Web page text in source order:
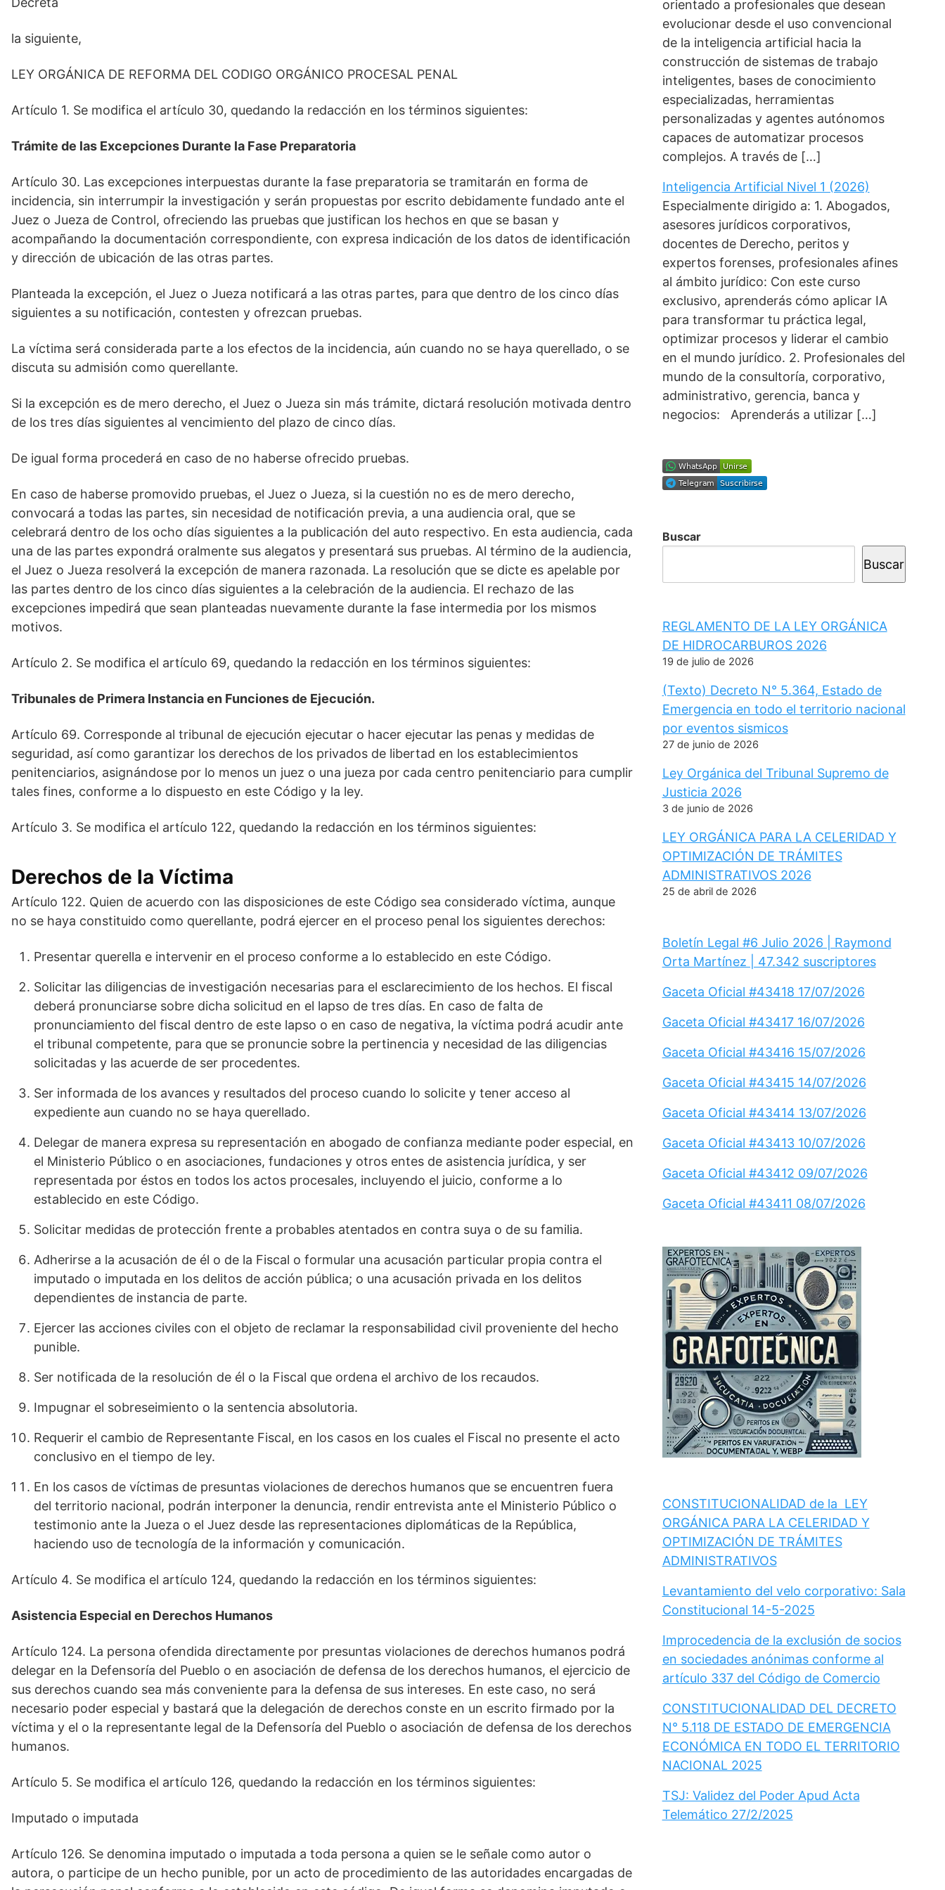
la siguiente,
LEY ORGÁNICA DE REFORMA DEL CODIGO ORGÁNICO PROCESAL PENAL
Artículo 1. Se modifica el artículo 30, quedando la redacción en los términos siguientes:
Trámite de las Excepciones Durante la Fase Preparatoria
Artículo 30. Las excepciones interpuestas durante la fase preparatoria se tramitarán en forma de
incidencia, sin interrumpir la investigación y serán propuestas por escrito debidamente fundado ante el
Juez o Jueza de Control, ofreciendo las pruebas que justifican los hechos en que se basan y
acompañando la documentación correspondiente, con expresa indicación de los datos de identificación
y dirección de ubicación de las otras partes.
Planteada la excepción, el Juez o Jueza notificará a las otras partes, para que dentro de los cinco días
siguientes a su notificación, contesten y ofrezcan pruebas.
La víctima será considerada parte a los efectos de la incidencia, aún cuando no se haya querellado, o se
discuta su admisión como querellante.
Si la excepción es de mero derecho, el Juez o Jueza sin más trámite, dictará resolución motivada dentro
de los tres días siguientes al vencimiento del plazo de cinco días.
De igual forma procederá en caso de no haberse ofrecido pruebas.
En caso de haberse promovido pruebas, el Juez o Jueza, si la cuestión no es de mero derecho,
convocará a todas las partes, sin necesidad de notificación previa, a una audiencia oral, que se
celebrará dentro de los ocho días siguientes a la publicación del auto respectivo. En esta audiencia, cada
una de las partes expondrá oralmente sus alegatos y presentará sus pruebas. Al término de la audiencia,
el Juez o Jueza resolverá la excepción de manera razonada. La resolución que se dicte es apelable por
las partes dentro de los cinco días siguientes a la celebración de la audiencia. El rechazo de las
excepciones impedirá que sean planteadas nuevamente durante la fase intermedia por los mismos
motivos.
Artículo 2. Se modifica el artículo 69, quedando la redacción en los términos siguientes:
Tribunales de Primera Instancia en Funciones de Ejecución.
Artículo 69. Corresponde al tribunal de ejecución ejecutar o hacer ejecutar las penas y medidas de
seguridad, así como garantizar los derechos de los privados de libertad en los establecimientos
penitenciarios, asignándose por lo menos un juez o una jueza por cada centro penitenciario para cumplir
tales fines, conforme a lo dispuesto en este Código y la ley.
Artículo 3. Se modifica el artículo 122, quedando la redacción en los términos siguientes:
Derechos de la Víctima
Artículo 122. Quien de acuerdo con las disposiciones de este Código sea considerado víctima, aunque
no se haya constituido como querellante, podrá ejercer en el proceso penal los siguientes derechos:
Presentar querella e intervenir en el proceso conforme a lo establecido en este Código.
Solicitar las diligencias de investigación necesarias para el esclarecimiento de los hechos. El fiscal
deberá pronunciarse sobre dicha solicitud en el lapso de tres días. En caso de falta de
pronunciamiento del fiscal dentro de este lapso o en caso de negativa, la víctima podrá acudir ante
el tribunal competente, para que se pronuncie sobre la pertinencia y necesidad de las diligencias
solicitadas y las acuerde de ser procedentes.
Ser informada de los avances y resultados del proceso cuando lo solicite y tener acceso al
expediente aun cuando no se haya querellado.
Delegar de manera expresa su representación en abogado de confianza mediante poder especial, en
el Ministerio Público o en asociaciones, fundaciones y otros entes de asistencia jurídica, y ser
representada por éstos en todos los actos procesales, incluyendo el juicio, conforme a lo
establecido en este Código.
Solicitar medidas de protección frente a probables atentados en contra suya o de su familia.
Adherirse a la acusación de él o de la Fiscal o formular una acusación particular propia contra el
imputado o imputada en los delitos de acción pública; o una acusación privada en los delitos
dependientes de instancia de parte.
Ejercer las acciones civiles con el objeto de reclamar la responsabilidad civil proveniente del hecho
punible.
Ser notificada de la resolución de él o la Fiscal que ordena el archivo de los recaudos.
Impugnar el sobreseimiento o la sentencia absolutoria.
Requerir el cambio de Representante Fiscal, en los casos en los cuales el Fiscal no presente el acto
conclusivo en el tiempo de ley.
En los casos de víctimas de presuntas violaciones de derechos humanos que se encuentren fuera
del territorio nacional, podrán interponer la denuncia, rendir entrevista ante el Ministerio Público o
testimonio ante la Jueza o el Juez desde las representaciones diplomáticas de la República,
haciendo uso de tecnología de la información y comunicación.
Artículo 4. Se modifica el artículo 124, quedando la redacción en los términos siguientes:
Asistencia Especial en Derechos Humanos
Artículo 124. La persona ofendida directamente por presuntas violaciones de derechos humanos podrá
delegar en la Defensoría del Pueblo o en asociación de defensa de los derechos humanos, el ejercicio de
sus derechos cuando sea más conveniente para la defensa de sus intereses. En este caso, no será
necesario poder especial y bastará que la delegación de derechos conste en un escrito firmado por la
víctima y el o la representante legal de la Defensoría del Pueblo o asociación de defensa de los derechos
humanos.
Artículo 5. Se modifica el artículo 126, quedando la redacción en los términos siguientes:
Imputado o imputada
Artículo 126. Se denomina imputado o imputada a toda persona a quien se le señale como autor o
autora, o participe de un hecho punible, por un acto de procedimiento de las autoridades encargadas de
orientado a profesionales que desean
evolucionar desde el uso convencional
de la inteligencia artificial hacia la
construcción de sistemas de trabajo
inteligentes, bases de conocimiento
especializadas, herramientas
personalizadas y agentes autónomos
capaces de automatizar procesos
complejos. A través de […]
Inteligencia Artificial Nivel 1 (2026)
Especialmente dirigido a: 1. Abogados,
asesores jurídicos corporativos,
docentes de Derecho, peritos y
expertos forenses, profesionales afines
al ámbito jurídico: Con este curso
exclusivo, aprenderás cómo aplicar IA
para transformar tu práctica legal,
optimizar procesos y liderar el cambio
en el mundo jurídico. 2. Profesionales del
mundo de la consultoría, corporativo,
administrativo, gerencia, banca y
negocios: Aprenderás a utilizar […]
Buscar
Buscar
REGLAMENTO DE LA LEY ORGÁNICA
DE HIDROCARBUROS 2026
19 de julio de 2026
(Texto) Decreto N° 5.364, Estado de
Emergencia en todo el territorio nacional
por eventos sismicos
27 de junio de 2026
Ley Orgánica del Tribunal Supremo de
Justicia 2026
3 de junio de 2026
LEY ORGÁNICA PARA LA CELERIDAD Y
OPTIMIZACIÓN DE TRÁMITES
ADMINISTRATIVOS 2026
25 de abril de 2026
Boletín Legal #6 Julio 2026 | Raymond
Orta Martínez | 47.342 suscriptores
Gaceta Oficial #43418 17/07/2026
Gaceta Oficial #43417 16/07/2026
Gaceta Oficial #43416 15/07/2026
Gaceta Oficial #43415 14/07/2026
Gaceta Oficial #43414 13/07/2026
Gaceta Oficial #43413 10/07/2026
Gaceta Oficial #43412 09/07/2026
Gaceta Oficial #43411 08/07/2026
CONSTITUCIONALIDAD de la LEY
ORGÁNICA PARA LA CELERIDAD Y
OPTIMIZACIÓN DE TRÁMITES
ADMINISTRATIVOS
Levantamiento del velo corporativo: Sala
Constitucional 14-5-2025
Improcedencia de la exclusión de socios
en sociedades anónimas conforme al
artículo 337 del Código de Comercio
CONSTITUCIONALIDAD DEL DECRETO
N° 5.118 DE ESTADO DE EMERGENCIA
ECONÓMICA EN TODO EL TERRITORIO
NACIONAL 2025
TSJ: Validez del Poder Apud Acta
Telemático 27/2/2025